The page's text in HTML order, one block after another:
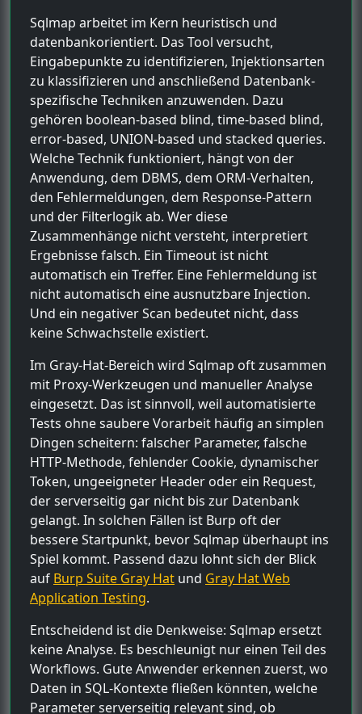
Sqlmap arbeitet im Kern heuristisch und
datenbankorientiert. Das Tool versucht,
Eingabepunkte zu identifizieren, Injektionsarten
zu klassifizieren und anschließend Datenbank-
spezifische Techniken anzuwenden. Dazu
gehören boolean-based blind, time-based blind,
error-based, UNION-based und stacked queries.
Welche Technik funktioniert, hängt von der
Anwendung, dem DBMS, dem ORM-Verhalten,
den Fehlermeldungen, dem Response-Pattern
und der Filterlogik ab. Wer diese
Zusammenhänge nicht versteht, interpretiert
Ergebnisse falsch. Ein Timeout ist nicht
automatisch ein Treffer. Eine Fehlermeldung ist
nicht automatisch eine ausnutzbare Injection.
Und ein negativer Scan bedeutet nicht, dass
keine Schwachstelle existiert.
Im Gray-Hat-Bereich wird Sqlmap oft zusammen
mit Proxy-Werkzeugen und manueller Analyse
eingesetzt. Das ist sinnvoll, weil automatisierte
Tests ohne saubere Vorarbeit häufig an simplen
Dingen scheitern: falscher Parameter, falsche
HTTP-Methode, fehlender Cookie, dynamischer
Token, ungeeigneter Header oder ein Request,
der serverseitig gar nicht bis zur Datenbank
gelangt. In solchen Fällen ist Burp oft der
bessere Startpunkt, bevor Sqlmap überhaupt ins
Spiel kommt. Passend dazu lohnt sich der Blick
auf Burp Suite Gray Hat und Gray Hat Web
Application Testing.
Entscheidend ist die Denkweise: Sqlmap ersetzt
keine Analyse. Es beschleunigt nur einen Teil des
Workflows. Gute Anwender erkennen zuerst, wo
Daten in SQL-Kontexte fließen könnten, welche
Parameter serverseitig relevant sind, ob